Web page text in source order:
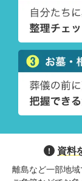
! 資料
離島など一部地域